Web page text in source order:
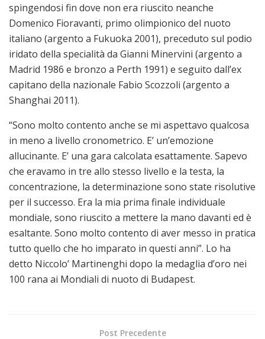
spingendosi fin dove non era riuscito neanche
Domenico Fioravanti, primo olimpionico del nuoto
italiano (argento a Fukuoka 2001), preceduto sul podio
iridato della specialità da Gianni Minervini (argento a
Madrid 1986 e bronzo a Perth 1991) e seguito dall’ex
capitano della nazionale Fabio Scozzoli (argento a
Shanghai 2011).
“Sono molto contento anche se mi aspettavo qualcosa
in meno a livello cronometrico. E’ un’emozione
allucinante. E’ una gara calcolata esattamente. Sapevo
che eravamo in tre allo stesso livello e la testa, la
concentrazione, la determinazione sono state risolutive
per il successo. Era la mia prima finale individuale
mondiale, sono riuscito a mettere la mano davanti ed è
esaltante. Sono molto contento di aver messo in pratica
tutto quello che ho imparato in questi anni”. Lo ha
detto Niccolo’ Martinenghi dopo la medaglia d’oro nei
100 rana ai Mondiali di nuoto di Budapest.
Post Precedente